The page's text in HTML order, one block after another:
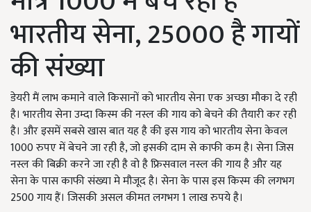
भारतीय सेना, 25000 है गायों
की संख्या
डेयरी मैं लाभ कमाने वाले किसानों को भारतीय सेना एक अच्छा मौका दे रही
है। भारतीय सेना उम्दा किस्म की नस्ल की गाय को बेचने की तैयारी कर रही
है। और इसमें सबसे खास बात यह है की इस गाय को भारतीय सेना केवल
1000 रुपए में बेचने जा रही है, जो इसकी दाम से काफी कम है। सेना जिस
नस्ल की बिक्री करने जा रही है वो है फ्रिसवाल नस्ल की गाय है और यह
सेना के पास काफी संख्या मे मौजूद है। सेना के पास इस किस्म की लगभग
2500 गाय हैं। जिसकी असल कीमत लगभग 1 लाख रुपये है।